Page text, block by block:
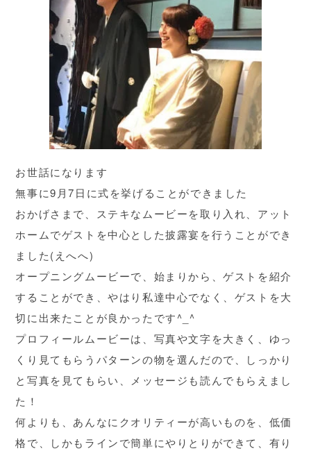
お世話になります
無事に9月7日に式を挙げることができました
おかげさまで、ステキなムービーを取り入れ、アット
ホームでゲストを中心とした披露宴を行うことができ
ました(えへへ)
オープニングムービーで、始まりから、ゲストを紹介
することができ、やはり私達中心でなく、ゲストを大
切に出来たことが良かったです^_^
プロフィールムービーは、写真や文字を大きく、ゆっ
くり見てもらうパターンの物を選んだので、しっかり
と写真を見てもらい、メッセージも読んでもらえまし
た！
何よりも、あんなにクオリティーが高いものを、低価
格で、しかもラインで簡単にやりとりができて、有り